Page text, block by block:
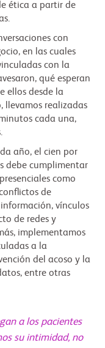
ética a partir de
con
en las cuales
con la
qué esperan
ellos desde la
llevamos realizadas
cada una,
año, el cien por
debe cumplimentar
como
de
vínculos
de redes y
implementamos
a la
del acoso y la
entre otras
a los pacientes
su intimidad, no